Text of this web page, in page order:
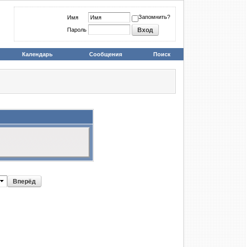
Имя Запомнить?
Пароль
Календарь Сообщения Поиск